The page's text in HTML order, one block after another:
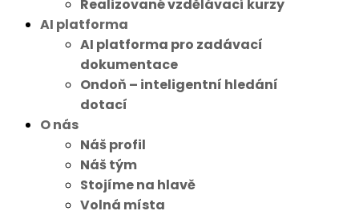
Realizované vzdělávací kurzy
AI platforma
AI platforma pro zadávací
dokumentace
Ondoň – inteligentní hledání
dotací
O nás
Náš profil
Náš tým
Stojíme na hlavě
Volná místa